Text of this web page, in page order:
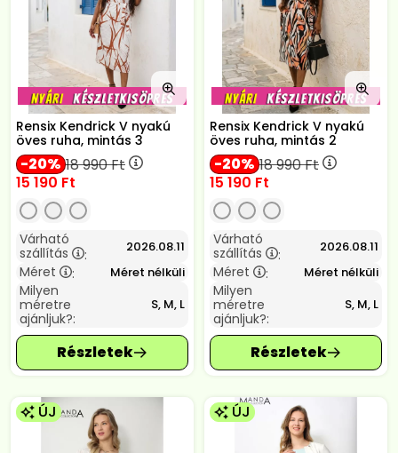
Rensix Kendrick V nyakú
öves ruha, mintás 3
20 18 990Ft
15 190 Ft
Várható
szállítás
: 2026.08.11
Méret : Méret nélküli
Milyen
méretre
ajánljuk?:
S, M, L
Rensix Kendrick V nyakú
öves ruha, mintás 2
20 18 990Ft
15 190 Ft
Várható
szállítás
: 2026.08.11
Méret : Méret nélküli
Milyen
méretre
ajánljuk?:
S, M, L
ÚJ ÚJ